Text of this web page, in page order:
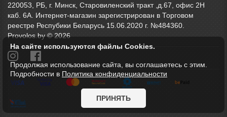
220053, РБ, г. Минск, Старовиленский тракт ,д.67, офис 2Н
каб. 6А. Интернет-магазин зарегистрирован в Торговом
реестре Респубики Беларусь 15.06.2020 г. №484360.
Provolos.by © 2026
На сайте используются файлы Cookies.
Продолжая использование сайта, вы соглашаетесь с этим.
Подробности в Политика конфиденциальности
ПРИНЯТЬ